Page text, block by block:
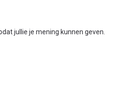
jullie je mening kunnen geven.